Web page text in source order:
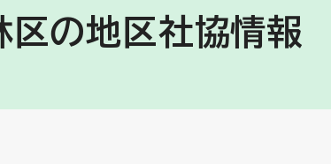
区の地区社協情報